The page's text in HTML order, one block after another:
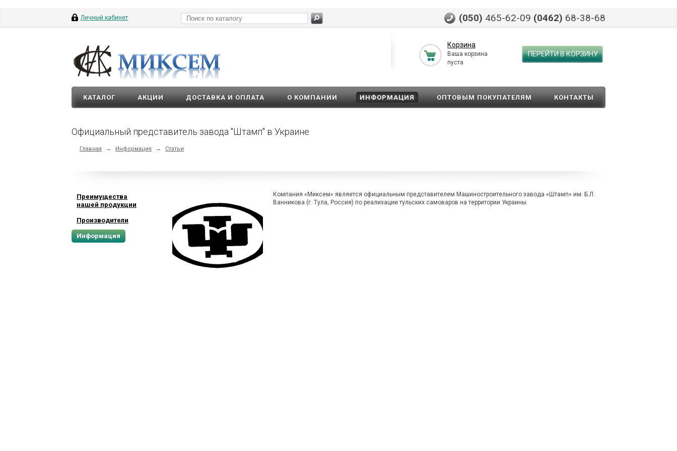
Личный кабинет (050) 465-62-09 (0462) 68-38-68
Корзина
Ваша корзина
пуста
ПЕРЕЙТИ В КОРЗИНУ
КАТАЛОГ АКЦИИ ДОСТАВКА И ОПЛАТА О КОМПАНИИ ИНФОРМАЦИЯ ОПТОВЫМ ПОКУПАТЕЛЯМ КОНТАКТЫ
Официальный представитель завода "Штамп" в Украине
Главная → Информация → Статьи
Преимущества
нашей продукции
Производители
Информация
Компания «Миксем» является официальным представителем Машиностроительного завода «Штамп» им. Б.Л.
Ванникова (г. Тула, Россия) по реализации тульских самоваров на территории Украины.